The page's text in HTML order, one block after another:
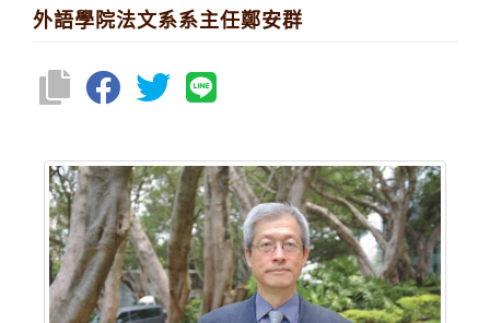
外語學院法文系系主任鄭安群